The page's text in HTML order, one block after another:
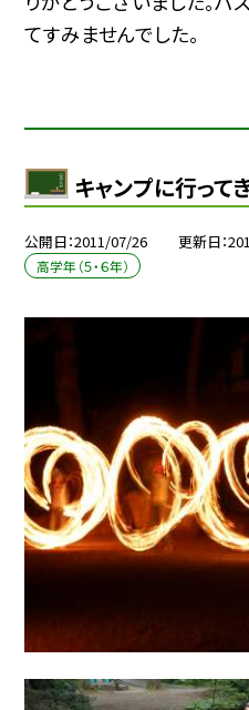
てすみませんでした。
キャンプに行って
公開日 2011/07/26 更新日
高学年（５・６年）